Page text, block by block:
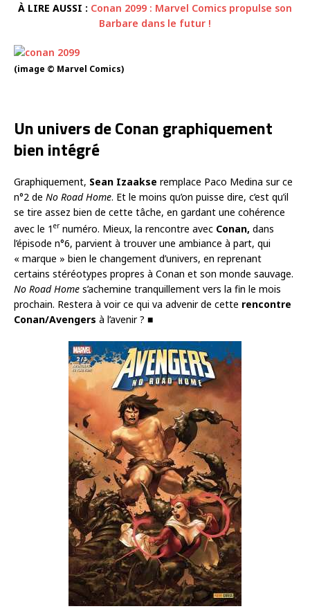
À LIRE AUSSI : Conan 2099 : Marvel Comics propulse son
Barbare dans le futur !
(image © Marvel Comics)
Un univers de Conan graphiquement
bien intégré
Graphiquement, Sean Izaakse remplace Paco Medina sur ce
n°2 de No Road Home. Et le moins qu’on puisse dire, c’est qu’il
se tire assez bien de cette tâche, en gardant une cohérence
avec le 1 ernuméro. Mieux, la rencontre avec Conan, dans
l’épisode n°6, parvient à trouver une ambiance à part, qui
« marque » bien le changement d’univers, en reprenant
certains stéréotypes propres à Conan et son monde sauvage.
No Road Home s’achemine tranquillement vers la fin le mois
prochain. Restera à voir ce qui va advenir de cette rencontre
Conan/Avengers à l’avenir ? ■